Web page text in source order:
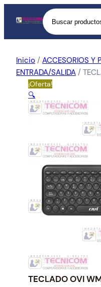
Buscar
Inicio / ACCESORIOS Y
ENTRADA/SALIDA /
¡Oferta!
🔍
TECLADO OVI